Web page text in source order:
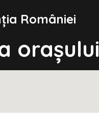
României
orașului